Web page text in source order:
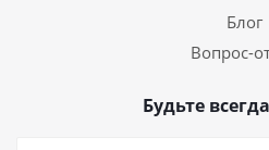
Блог
Вопрос-
Будьте